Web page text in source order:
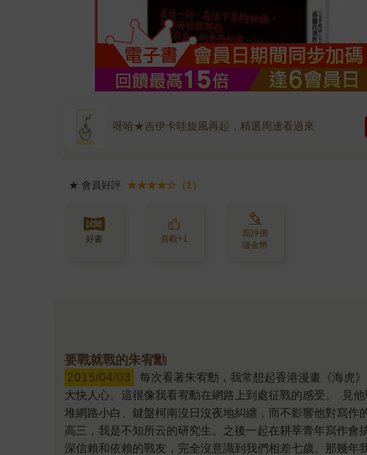
呀哈★吉伊卡哇旋風再起，精選周邊看過來
★ 會員好評 ★★★★☆（1）
好書 喜歡+1
寫評價
賺金幣
要戰就戰的朱宥勳
2015/04/03
大快人心。這很像我看宥勳在網路上到處征戰的感受。 見
堆網路小白、鍵盤柯南沒日沒夜地糾纏，而不影響他對寫
高三，我是不知所云的研究生。之後一起在耕莘青年寫作
深信賴和依賴的戰友，完全沒意識到我們相差七歲。那幾